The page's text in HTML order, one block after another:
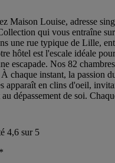
Maison Louise, adresse
qui vous entraîne
une rue typique de Lille,
hôtel est l'escale idéale
escapade. Nos 82
À chaque instant, la passion
apparaît en clins d'oeil,
dépassement de soi.
4,6 sur 5
*